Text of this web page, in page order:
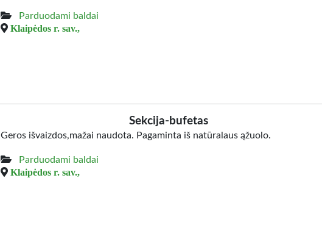
Parduodami baldai
Klaipėdos r. sav.,
Sekcija-bufetas
Geros išvaizdos,mažai naudota. Pagaminta iš natūralaus ąžuolo.
Parduodami baldai
Klaipėdos r. sav.,